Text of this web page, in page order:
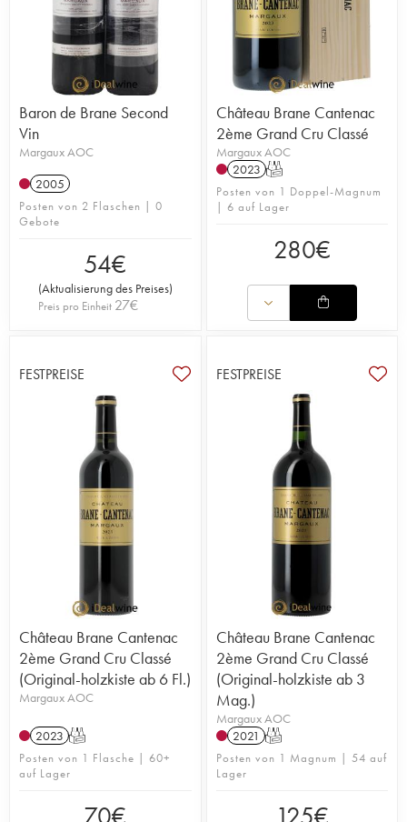
Baron de Brane Second
Vin
Margaux AOC
2005
Posten von 2 Flaschen | 0
Gebote
54€
(Aktualisierung des Preises)
Preis pro Einheit 27€
Château Brane Cantenac
2ème Grand Cru Classé
Margaux AOC
2023 T
Posten von 1 Doppel-Magnum
| 6 auf Lager
280€
FESTPREISE
Château Brane Cantenac
2ème Grand Cru Classé
(Original-holzkiste ab 6 Fl.)
Margaux AOC
2023 T
Posten von 1 Flasche | 60+
auf Lager
FESTPREISE
Château Brane Cantenac
2ème Grand Cru Classé
(Original-holzkiste ab 3
Mag.)
Margaux AOC
2021 T
Posten von 1 Magnum | 54 auf
Lager